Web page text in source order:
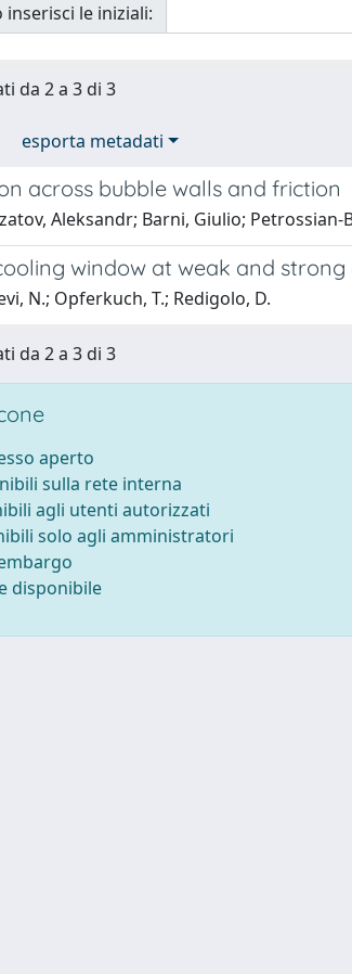
inserisci le iniziali:
da 2 a 3 di 3
esporta metadati
across bubble walls and friction
Aleksandr; Barni, Giulio;
window at weak and strong
N.; Opferkuch, T.; Redigolo, D.
da 2 a 3 di 3
aperto
sulla rete interna
agli utenti autorizzati
solo agli amministratori
disponibile